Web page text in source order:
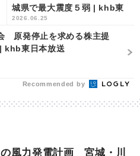
城県で最大震度５弱 | khb東
日本放送
2026.06.25
原発停止を求める株主提
khb東日本放送
Recommended by
風力発電計画 宮城・川